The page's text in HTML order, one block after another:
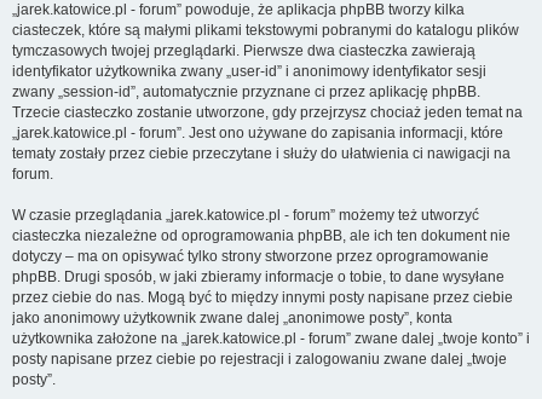
„jarek.katowice.pl - forum” powoduje, że aplikacja phpBB tworzy kilka
ciasteczek, które są małymi plikami tekstowymi pobranymi do katalogu plików
tymczasowych twojej przeglądarki. Pierwsze dwa ciasteczka zawierają
identyfikator użytkownika zwany „user-id” i anonimowy identyfikator sesji
zwany „session-id”, automatycznie przyznane ci przez aplikację phpBB.
Trzecie ciasteczko zostanie utworzone, gdy przejrzysz chociaż jeden temat na
„jarek.katowice.pl - forum”. Jest ono używane do zapisania informacji, które
tematy zostały przez ciebie przeczytane i służy do ułatwienia ci nawigacji na
forum.
W czasie przeglądania „jarek.katowice.pl - forum” możemy też utworzyć
ciasteczka niezależne od oprogramowania phpBB, ale ich ten dokument nie
dotyczy – ma on opisywać tylko strony stworzone przez oprogramowanie
phpBB. Drugi sposób, w jaki zbieramy informacje o tobie, to dane wysyłane
przez ciebie do nas. Mogą być to między innymi posty napisane przez ciebie
jako anonimowy użytkownik zwane dalej „anonimowe posty”, konta
użytkownika założone na „jarek.katowice.pl - forum” zwane dalej „twoje konto” i
posty napisane przez ciebie po rejestracji i zalogowaniu zwane dalej „twoje
posty”.